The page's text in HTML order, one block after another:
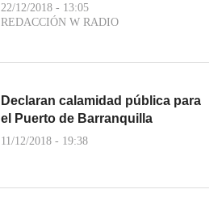
22/12/2018 - 13:05
REDACCIÓN W RADIO
Declaran calamidad pública para
el Puerto de Barranquilla
11/12/2018 - 19:38